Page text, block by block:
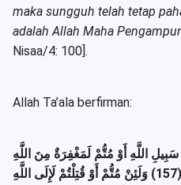
maka sungguh telah tetap
adalah Allah Maha
Nisaa/4: 100].
Allah Ta’ala berfirman:
اللَّهِ أَوْ مُتُّمْ لَمَغْفِرَةٌ مِنَ اللَّهِ
وَرَحْمَةٌ خَيْرٌ مِمَّا يَجْمَعُونَ (157) وَلَئِنْ مُتُّمْ أَوْ قُتِلْتُمْ لَإِلَى اللَّهِ